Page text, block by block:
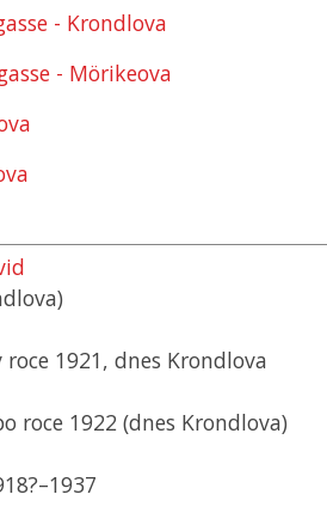
- Krondlova
- Mörikeova
1921, dnes Krondlova
roce 1922 (dnes Krondlova)